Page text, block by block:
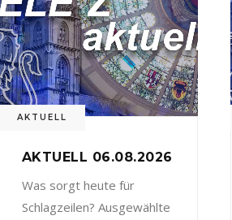
AKTUELL
AKTUELL 06.08.2026
Was sorgt heute für
Schlagzeilen? Ausgewählte